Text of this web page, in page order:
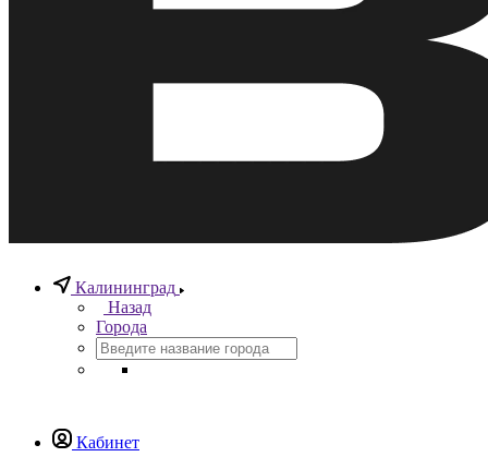
Калининград
Назад
Города
Кабинет